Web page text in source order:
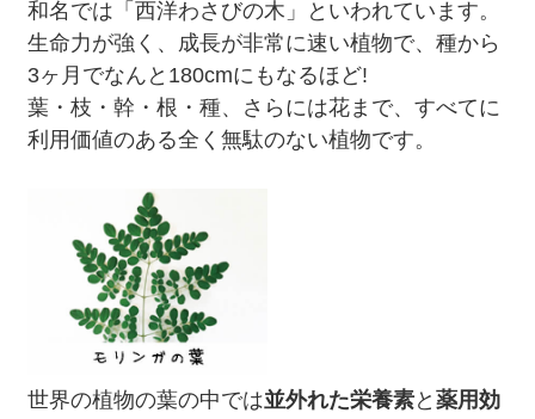
和名では「西洋わさびの木」といわれています。
生命力が強く、成長が非常に速い植物で、種から
3ヶ月でなんと180cmにもなるほど!
葉・枝・幹・根・種、さらには花まで、すべてに
利用価値のある全く無駄のない植物です。
世界の植物の葉の中では並外れた栄養素と 薬用効